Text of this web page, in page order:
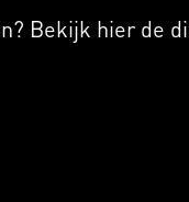
Bekijk hier de